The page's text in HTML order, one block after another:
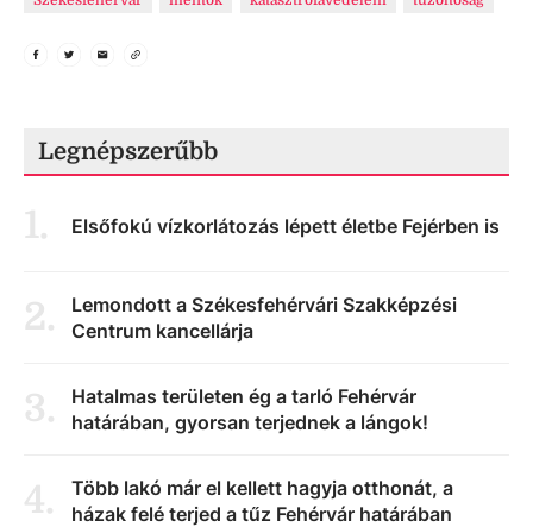
Legnépszerűbb
1. Elsőfokú vízkorlátozás lépett életbe Fejérben is
2.
Lemondott a Székesfehérvári Szakképzési
Centrum kancellárja
3.
Hatalmas területen ég a tarló Fehérvár
határában, gyorsan terjednek a lángok!
4.
Több lakó már el kellett hagyja otthonát, a
házak felé terjed a tűz Fehérvár határában